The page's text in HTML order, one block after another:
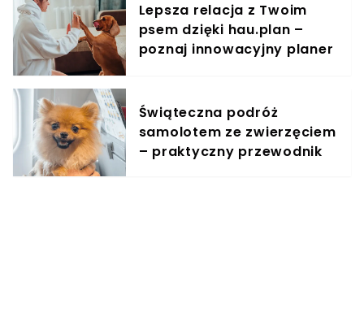
Lepsza relacja z Twoim
psem dzięki hau.plan –
poznaj innowacyjny planer
Świąteczna podróż
samolotem ze zwierzęciem
– praktyczny przewodnik